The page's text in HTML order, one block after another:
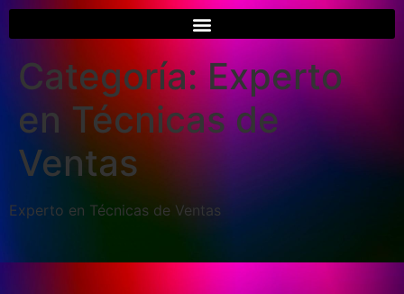
Categoría:Experto
en Técnicas de
Ventas
Experto en Técnicas de Ventas